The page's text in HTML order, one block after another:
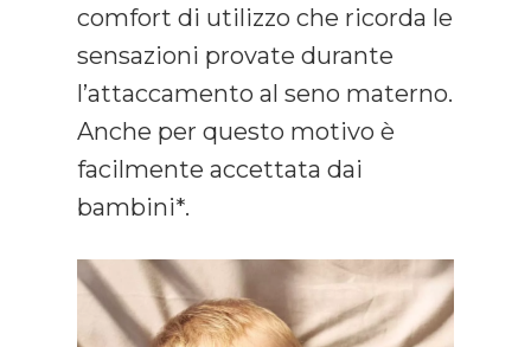
comfort di utilizzo che ricorda le
sensazioni provate durante
l’attaccamento al seno materno.
Anche per questo motivo è
facilmente accettata dai
bambini*.